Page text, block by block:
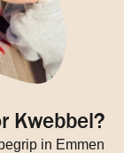
Kwebbel?
in Emmen